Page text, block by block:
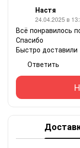
Настя
24.04.2025 в
Всё понравилось
Спасибо
Быстро доставили
Ответить